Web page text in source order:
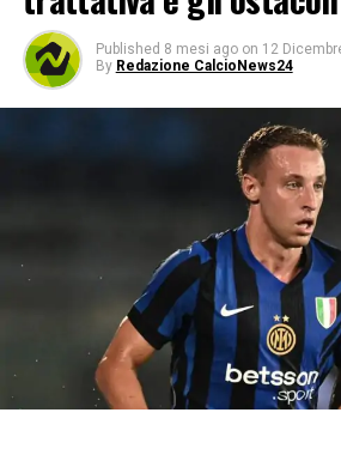
Published 8 mesi ago on 12
By Redazione CalcioNews24